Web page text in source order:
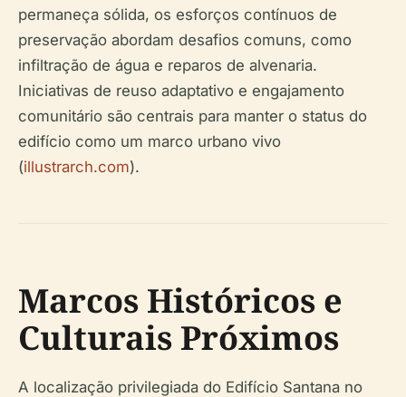
permaneça sólida, os esforços contínuos de
preservação abordam desafios comuns, como
infiltração de água e reparos de alvenaria.
Iniciativas de reuso adaptativo e engajamento
comunitário são centrais para manter o status do
edifício como um marco urbano vivo
(illustrarch.com).
Marcos Históricos e
Culturais Próximos
A localização privilegiada do Edifício Santana no